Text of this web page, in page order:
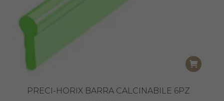
PRECI-HORIX BARRA CALCINABILE 6PZ